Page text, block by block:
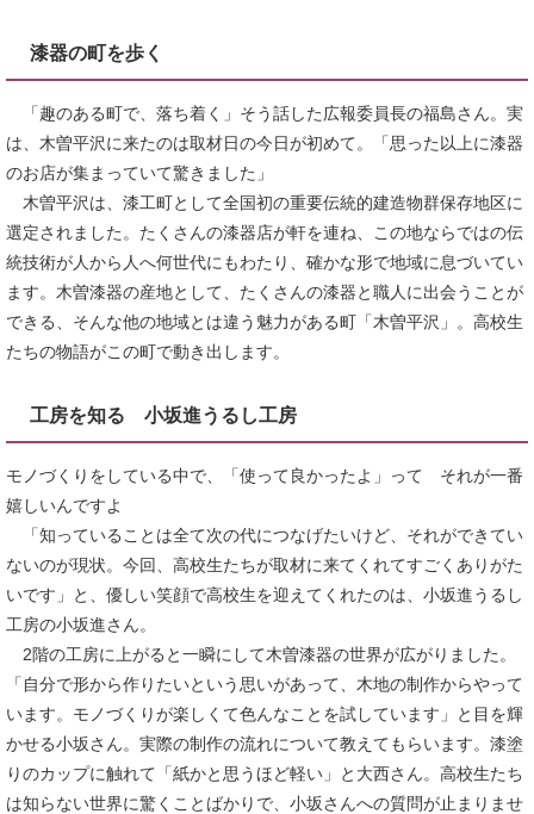
漆器の町を歩く
「趣のある町で、落ち着く」そう話した広報委員長の福島さん。実
は、木曽平沢に来たのは取材日の今日が初めて。「思った以上に漆器
のお店が集まっていて驚きました」
木曽平沢は、漆工町として全国初の重要伝統的建造物群保存地区に
選定されました。たくさんの漆器店が軒を連ね、この地ならではの伝
統技術が人から人へ何世代にもわたり、確かな形で地域に息づいてい
ます。木曽漆器の産地として、たくさんの漆器と職人に出会うことが
できる、そんな他の地域とは違う魅力がある町「木曽平沢」。高校生
たちの物語がこの町で動き出します。
工房を知る 小坂進うるし工房
モノづくりをしている中で、「使って良かったよ」って それが一番
嬉しいんですよ
「知っていることは全て次の代につなげたいけど、それができてい
ないのが現状。今回、高校生たちが取材に来てくれてすごくありがた
いです」と、優しい笑顔で高校生を迎えてくれたのは、小坂進うるし
工房の小坂進さん。
2階の工房に上がると一瞬にして木曽漆器の世界が広がりました。
「自分で形から作りたいという思いがあって、木地の制作からやって
います。モノづくりが楽しくて色んなことを試しています」と目を輝
かせる小坂さん。実際の制作の流れについて教えてもらいます。漆塗
りのカップに触れて「紙かと思うほど軽い」と大西さん。高校生たち
は知らない世界に驚くことばかりで、小坂さんへの質問が止まりませ